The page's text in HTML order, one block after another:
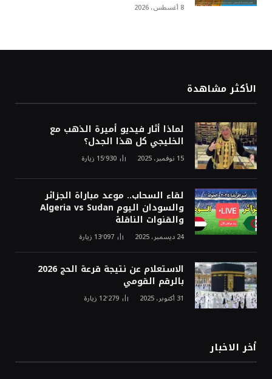
8 أغسطس، 2026
الأكثر مشاهدة
لماذا أثار فيديو أميرة الذهب مع
الخليجي كل هذا الجدل؟
15 نوفمبر، 2025 15٬930 زيارة
لقاء السحاب.. موعد مباراة الجزائر
والسودان اليوم Algeria vs Sudan
والقنوات الناقلة
24 ديسمبر، 2025 13٬097 زيارة
الاستعلام عن نتيجة قرعة الحج 2026
بالرقم القومي
31 أكتوبر، 2025 12٬279 زيارة
أخر الاخبار